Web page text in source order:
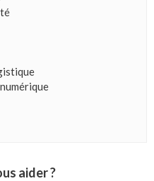
aider ?